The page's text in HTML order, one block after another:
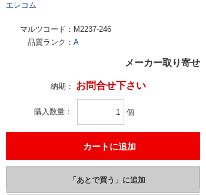
エレコム
マルツコード： M2237-246
品質ランク： A
メーカー取り寄せ
納期： お問合せ下さい
購入数量 個